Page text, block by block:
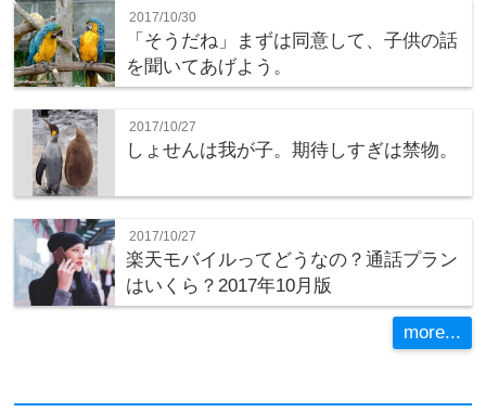
2017/10/30
「そうだね」まずは同意して、子供の話
を聞いてあげよう。
2017/10/27
しょせんは我が子。期待しすぎは禁物。
2017/10/27
楽天モバイルってどうなの？通話プラン
はいくら？2017年10月版
more...